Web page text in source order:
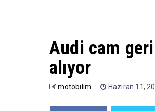
Audi cam
alıyor
motobilim Haziran 11,